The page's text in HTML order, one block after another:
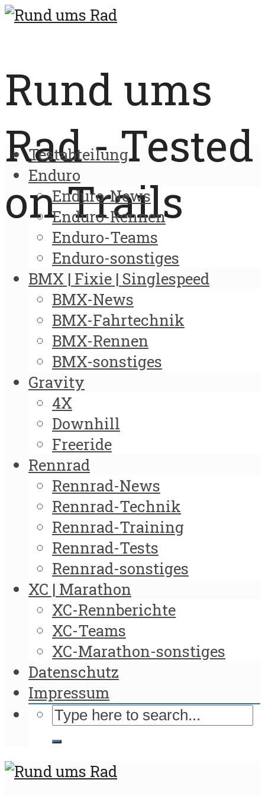
Rund ums
Rad - Tested
on Trails
Testabteilung
Enduro
Enduro-News
Enduro-Rennen
Enduro-Teams
Enduro-sonstiges
BMX | Fixie | Singlespeed
BMX-News
BMX-Fahrtechnik
BMX-Rennen
BMX-sonstiges
Gravity
4X
Downhill
Freeride
Rennrad
Rennrad-News
Rennrad-Technik
Rennrad-Training
Rennrad-Tests
Rennrad-sonstiges
XC | Marathon
XC-Rennberichte
XC-Teams
XC-Marathon-sonstiges
Datenschutz
Impressum